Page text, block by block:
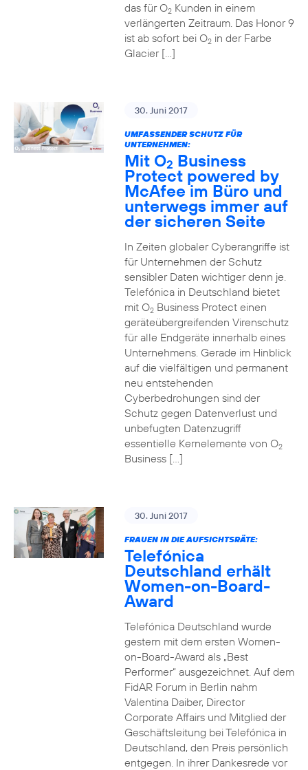
das für O2Kunden in einem
verlängerten Zeitraum. Das Honor 9
ist ab sofort bei O2in der Farbe
Glacier […]
30. Juni 2017
UMFASSENDER SCHUTZ FÜR
UNTERNEHMEN:
Mit O2 Business
Protect powered by
McAfee im Büro und
unterwegs immer auf
der sicheren Seite
In Zeiten globaler Cyberangriffe ist
für Unternehmen der Schutz
sensibler Daten wichtiger denn je.
Telefónica in Deutschland bietet
mit O2Business Protect einen
geräteübergreifenden Virenschutz
für alle Endgeräte innerhalb eines
Unternehmens. Gerade im Hinblick
auf die vielfältigen und permanent
neu entstehenden
Cyberbedrohungen sind der
Schutz gegen Datenverlust und
unbefugten Datenzugriff
essentielle Kernelemente von O2
Business […]
30. Juni 2017
FRAUEN IN DIE AUFSICHTSRÄTE:
Telefónica
Deutschland erhält
Women-on-Board-
Award
Telefónica Deutschland wurde
gestern mit dem ersten Women-
on-Board-Award als „Best
Performer“ ausgezeichnet. Auf dem
FidAR Forum in Berlin nahm
Valentina Daiber, Director
Corporate Affairs und Mitglied der
Geschäftsleitung bei Telefónica in
Deutschland, den Preis persönlich
entgegen. In ihrer Dankesrede vor